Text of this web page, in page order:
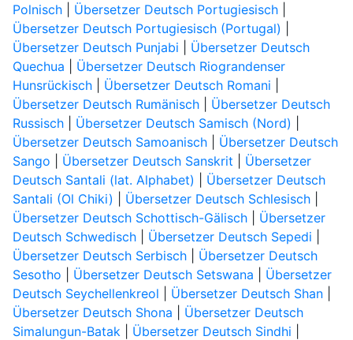
Polnisch| Übersetzer Deutsch Portugiesisch|
Übersetzer Deutsch Portugiesisch (Portugal)
Übersetzer Deutsch Punjabi
Übersetzer Deutsch
Quechua
Übersetzer Deutsch Riograndenser
Hunsrückisch| Übersetzer Deutsch Romani
Übersetzer Deutsch Rumänisch| Übersetzer Deutsch
Russisch| Übersetzer Deutsch Samisch (Nord)
Übersetzer Deutsch Samoanisch| Übersetzer Deutsch
Sango
Übersetzer Deutsch Sanskrit
Übersetzer
Deutsch Santali (lat. Alphabet)
Übersetzer Deutsch
Santali (Ol Chiki)
Übersetzer Deutsch Schlesisch|
Übersetzer Deutsch Schottisch-Gälisch| Übersetzer
Deutsch Schwedisch| Übersetzer Deutsch Sepedi
Übersetzer Deutsch Serbisch| Übersetzer Deutsch
Sesotho
Übersetzer Deutsch Setswana
Übersetzer
Deutsch Seychellenkreol
Übersetzer Deutsch Shan|
Übersetzer Deutsch Shona
Übersetzer Deutsch
Simalungun-Batak| Übersetzer Deutsch Sindhi